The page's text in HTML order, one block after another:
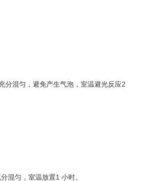
分混匀，避免产生气泡，室温避光反应2
混匀，室温放置1 小时。